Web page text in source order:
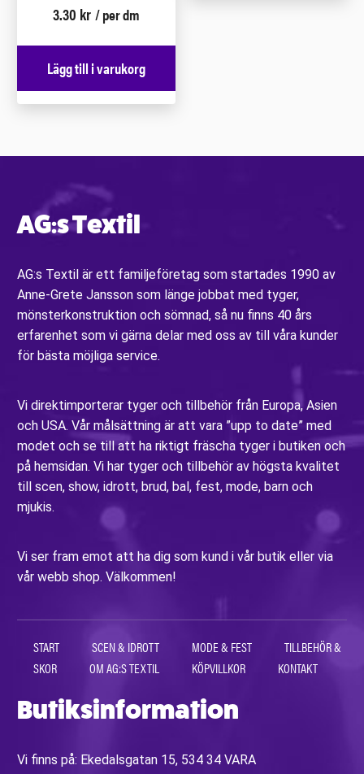
3.30 kr / per dm
Lägg till i varukorg
AG:s Textil
AG:s Textil är ett familjeföretag som startades 1990 av
Anne-Grete Jansson som länge jobbat med tyger,
mönsterkonstruktion och sömnad, så nu finns 40 års
erfarenhet som vi gärna delar med oss av till våra kunder
för bästa möjliga service.
Vi direktimporterar tyger och tillbehör från Europa, Asien
och USA. Vår målsättning är att vara ”upp to date” med
modet och se till att ha riktigt fräscha tyger i butiken och
på hemsidan. Vi har tyger och tillbehör av högsta kvalitet
till scen, show, idrott, brud, bal, fest, mode, barn och
mjukis.
Vi ser fram emot att ha dig som kund i vår butik eller via
vår webb shop. Välkommen!
START SCEN & IDROTT MODE & FEST
TILLBEHÖR &
SKOR
OM AG:S TEXTIL KÖPVILLKOR KONTAKT
Butiksinformation
Vi finns på: Ekedalsgatan 15, 534 34 VARA